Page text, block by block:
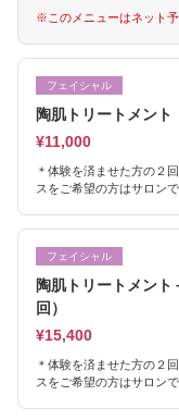
※このメニューはネット予
フェイシャル
陶肌トリートメント
¥11,000
＊体験を済ませた方の２
スをご希望の方はサロン
フェイシャル
陶肌トリートメン
回）
¥15,400
＊体験を済ませた方の２
スをご希望の方はサロン